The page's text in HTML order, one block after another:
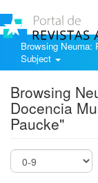
Browsing Neuma:
Subject
Browsing
Docencia
Paucke"